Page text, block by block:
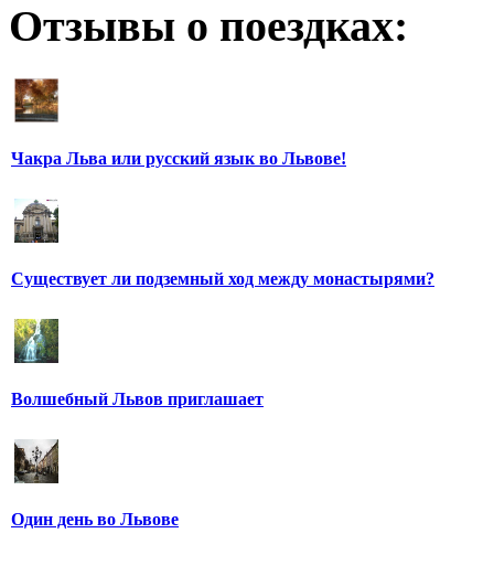
Отзывы о поездках:
Чакра Льва или русский язык во Львове!
Существует ли подземный ход между монастырями?
Волшебный Львов приглашает
Один день во Львове